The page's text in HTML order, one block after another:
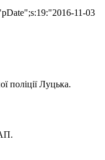
11-03
поліції Луцька.